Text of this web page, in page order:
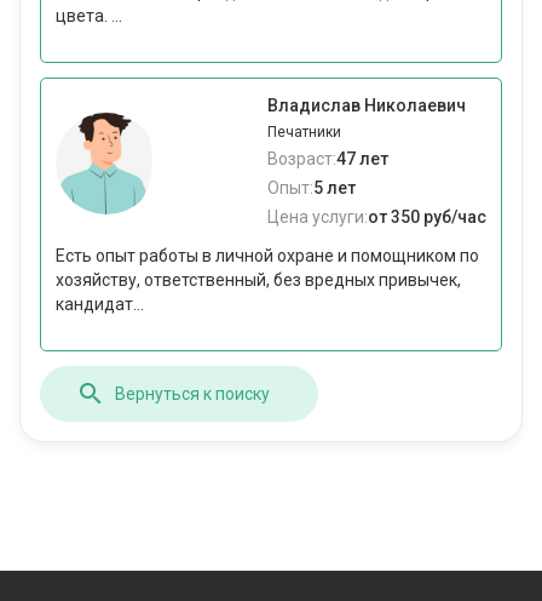
цвета. ...
Владислав Николаевич
Печатники
Возраст:47 лет
Опыт:5 лет
Цена услуги:от 350 руб/час
Есть опыт работы в личной охране и помощником по
хозяйству, ответственный, без вредных привычек,
кандидат...
Вернуться к поиску